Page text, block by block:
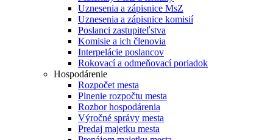
Uznesenia a zápisnice MsZ
Uznesenia a zápisnice komisií
Poslanci zastupiteľstva
Komisie a ich členovia
Interpelácie poslancov
Rokovací a odmeňovací poriadok
Hospodárenie
Rozpočet mesta
Plnenie rozpočtu mesta
Rozbor hospodárenia
Výročné správy mesta
Predaj majetku mesta